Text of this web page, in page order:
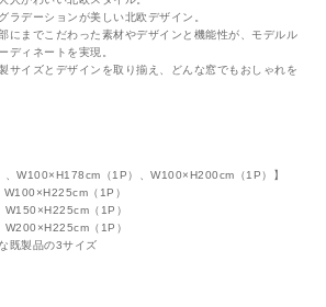
ラデーションが美しい北欧デザイン。
にまでこだわった素材やデザインと機能性が、モデルル
ディネートを実現。
サイズとデザインを取り揃え、どんな窓でもおしゃれを
W100×H178cm（1P）、W100×H200cm（1P）】
（1P）
（1P）
（1P）
既製品の3サイズ